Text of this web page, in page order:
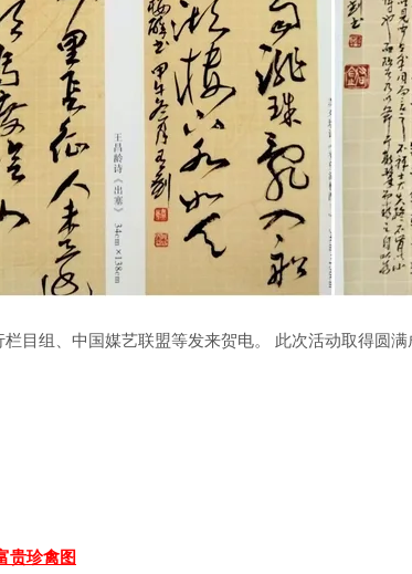
组、中国媒艺联盟等发来贺电。 此次活动取得圆满
贵珍禽图